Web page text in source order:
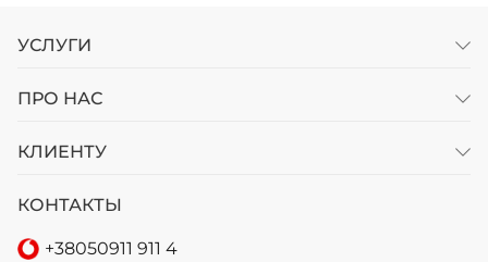
соответствует 129.5 мм. Такая боковина способствует
плавному и устойчивому управлению автомобилем,
дюймов, что эквивалентно примерно 330 мм. 13-
сочетаются с разнообразными дисками, что
УСЛУГИ
ПРО НАС
КЛИЕНТУ
КОНТАКТЫ
+38050911 911 4